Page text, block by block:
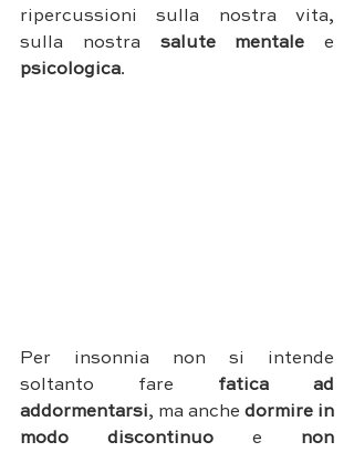
ripercussioni sulla nostra vita,
sulla nostra salute mentale
psicologica.
Per insonnia non si intende
soltanto fare fatica ad
addormentarsi, ma anche dormire in
modo discontinuo e non